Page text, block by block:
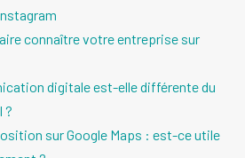
connaître votre entreprise sur
digitale est-elle différente du
?
sur Google Maps : est-ce utile